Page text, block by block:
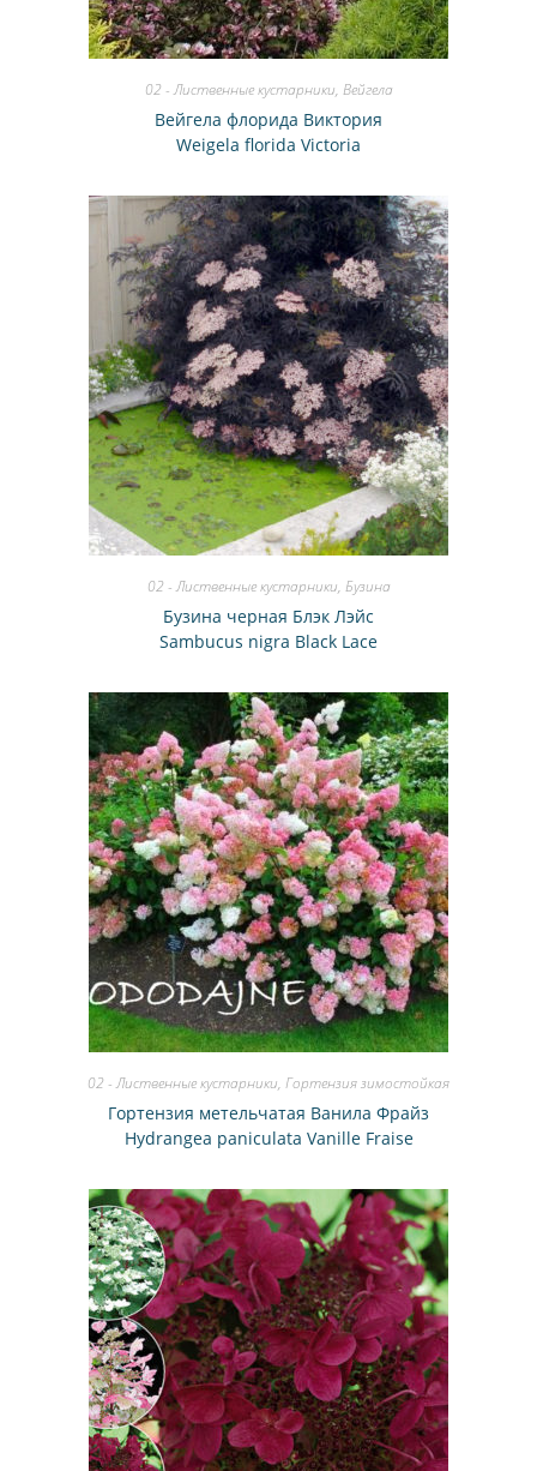
02 - Лиственные кустарники, Вейгела
Вейгела флорида Виктория
Weigela florida Victоria
02 - Лиственные кустарники, Бузина
Бузина черная Блэк Лэйс
Sambucus nigra Black Lace
02 - Лиственные кустарники, Гортензия зимостойкая
Гортензия метельчатая Ванила Фрайз
Hydrangea paniculata Vanille Fraise